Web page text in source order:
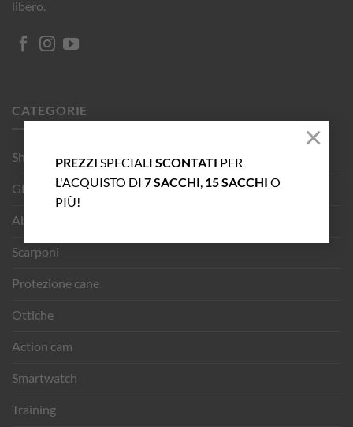
PREZZI SPECIALI SCONTATI PER
L'ACQUISTO DI 7 SACCHI 15 SACCHI O
PIÙ!
×
libero.
CATEGORIE
Shop
GPS
Abbigliamento
Scarponi
Protezione cane
Ottiche
Action cam
Smartwatch
Training